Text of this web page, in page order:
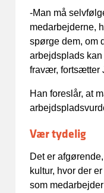
-Man må
medarbejderne,
spørge dem, om
arbejdsplads kan
fravær, fortsætter
Han foreslår, at
Vær tydelig
Det er
kultur, hvor der
som